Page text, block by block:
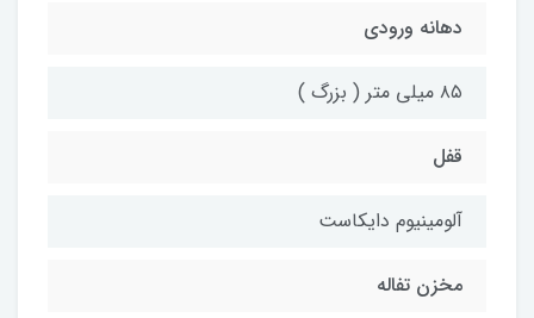
دهانه ورودی
۸۵ میلی متر ( بزرگ )
قفل
آلومینیوم دایکاست
مخزن تفاله